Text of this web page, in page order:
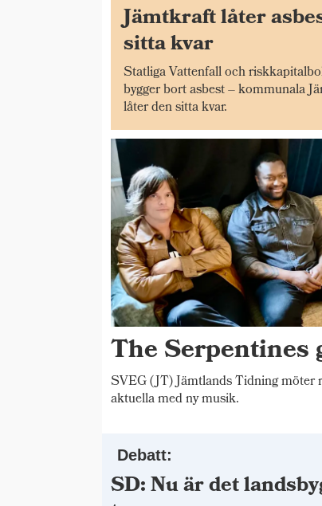
Jämtkraft låter
sitta kvar
Statliga Vattenfall och
bygger bort asbest – kommunala
låter den sitta kvar.
The Serpentines
SVEG (JT) Jämtlands Tidning
aktuella med ny musik.
Debatt:
SD: Nu är det